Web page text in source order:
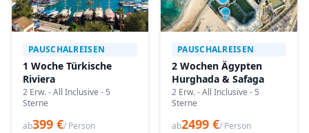
PAUSCHALREISEN
1 Woche Türkische
Riviera
2 Erw. - All Inclusive - 5
Sterne
ab399 €/ Person
PAUSCHALREISEN
2 Wochen Ägypten
Hurghada & Safaga
2 Erw. - All Inclusive - 5
Sterne
ab2499 €/ Person